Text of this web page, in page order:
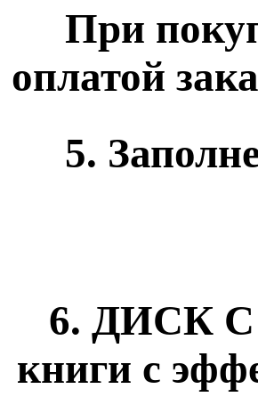
При
оплатой
5.
6. ДИСК
книги с